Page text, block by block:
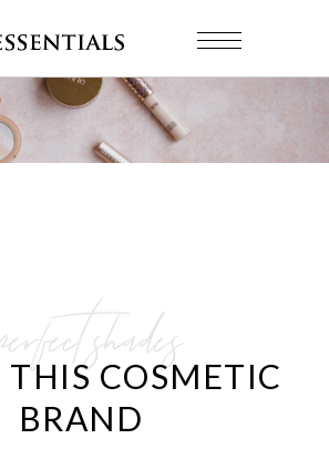
shades
COSMETIC
BRAND